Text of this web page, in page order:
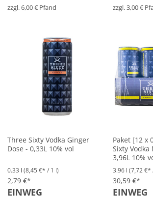
zzgl. 6,00 € Pfand zzgl. 3,00 €
Three Sixty Vodka Ginger
Dose - 0,33L 10% vol
0.33 l (8,45 €* / 1 l)
2,79 €*
EINWEG
Paket [12 x
Sixty Vodka
3,96L 10%
3.96 l (7,72 €*
30,59 €*
EINWEG